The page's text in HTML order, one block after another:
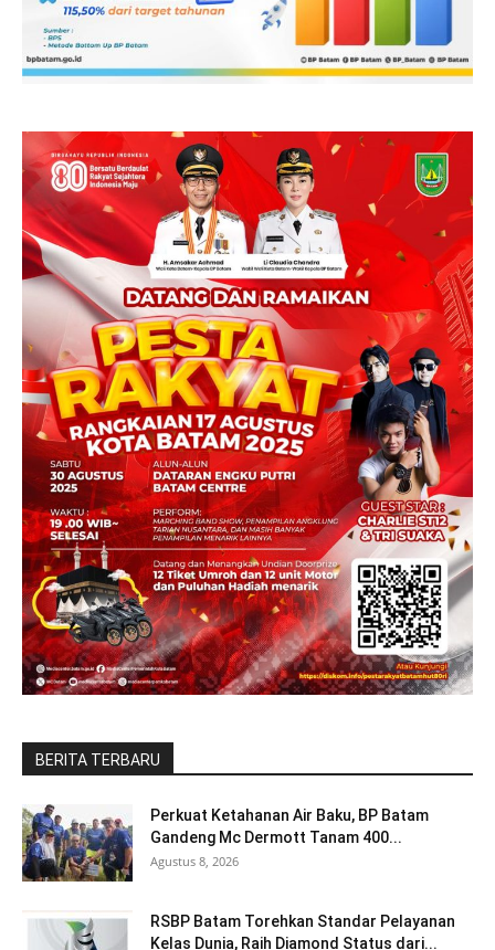
BERITA TERBARU
Perkuat Ketahanan Air Baku, BP Batam
Gandeng Mc Dermott Tanam 400...
Agustus 8, 2026
RSBP Batam Torehkan Standar Pelayanan
Kelas Dunia, Raih Diamond Status dari...